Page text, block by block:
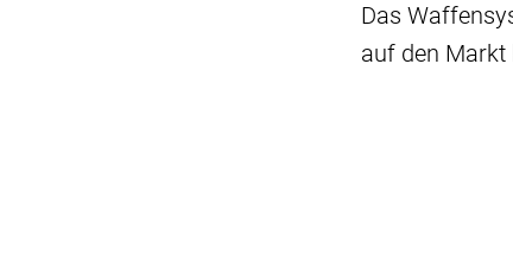
Das
auf den